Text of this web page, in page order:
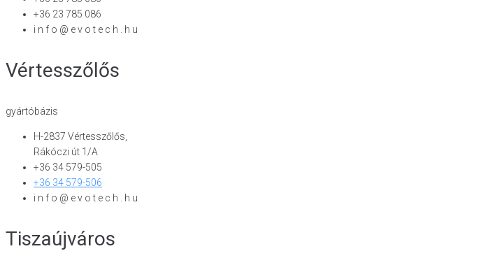
+36 23 785 086
i n f o @ e v o t e c h . h u
Vértesszőlős
gyártóbázis
H-2837 Vértesszőlős,
Rákóczi út 1/A
+36 34 579-505
+36 34 579-506
i n f o @ e v o t e c h . h u
Tiszaújváros